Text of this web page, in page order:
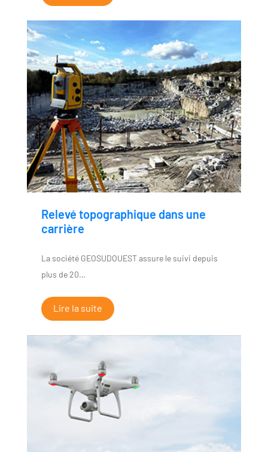
Relevé topographique dans une
carrière
La société GEOSUDOUEST assure le suivi depuis
plus de 20…
Lire la suite